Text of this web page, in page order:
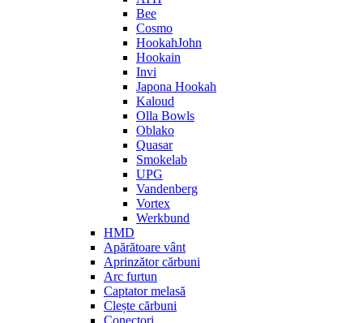
Bee
Cosmo
HookahJohn
Hookain
Invi
Japona Hookah
Kaloud
Olla Bowls
Oblako
Quasar
Smokelab
UPG
Vandenberg
Vortex
Werkbund
HMD
Apărătoare vânt
Aprinzător cărbuni
Arc furtun
Captator melasă
Clește cărbuni
Conectori